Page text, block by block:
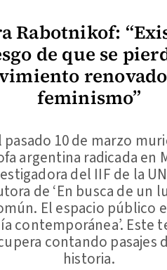
Rabotnikof:
de que se
feminismo”
pasado 10 de marzo
argentina radicada en
del IIF de la
de ‘En busca de un
El espacio público
contemporánea’. Este
contando pasajes
historia.